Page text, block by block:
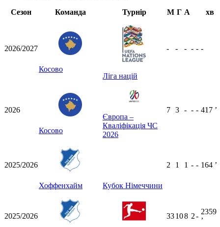
Сезон
Команда Турнір М Г А хв
2026/2027
Косово
Ліга націй
- - - - - -
2026
Косово
Європа –
Кваліфікація ЧС
2026
7 3 - - - 417 ʼ
2025/2026
Хоффенхайм Кубок Німеччини
2 1 1 - - 164 ʼ
2025/2026 33108 2-
2359
ʼ